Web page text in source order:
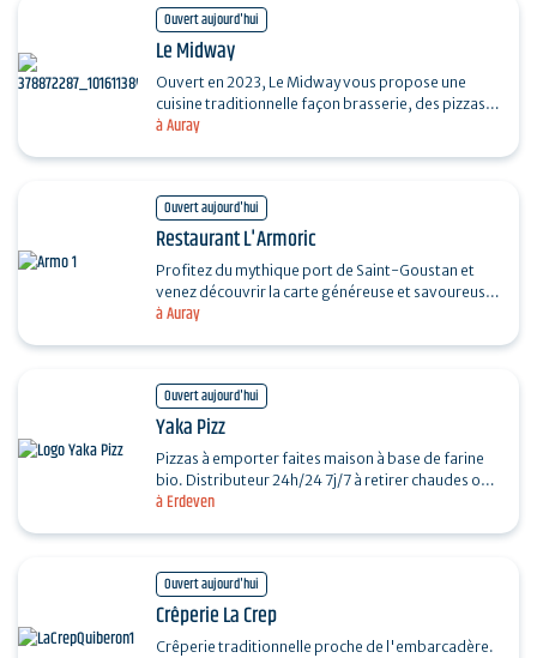
Ouvert aujourd'hui
à Auray
Le Midway
Ouvert en 2023, Le Midway vous propose une
cuisine traditionnelle façon brasserie, des pizzas,
des planchas, des planches apéritives et des
Ouvert aujourd'hui
à Auray
Restaurant L'Armoric
Profitez du mythique port de Saint-Goustan et
venez découvrir la carte généreuse et savoureuse
de notre brasserie ouverte midi et soir tout au
Ouvert aujourd'hui
à Erdeven
Yaka Pizz
Pizzas à emporter faites maison à base de farine
bio. Distributeur 24h/24 7j/7 à retirer chaudes ou
froides. Ouvert du jeudi au dimanche.
Ouvert aujourd'hui
Crêperie La Crep
Crêperie traditionnelle proche de l'embarcadère.